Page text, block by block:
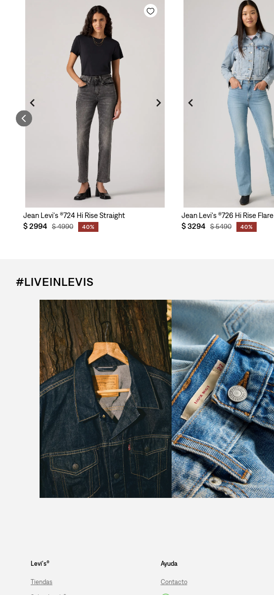
Jean Levi's ®724 Hi Rise Straight
$2994 $4990 40%
Jean Levi's ®726 Hi Rise Flare
$3294 $5490 40%
#LIVEINLEVIS
Levi's®
Tiendas
Ayuda
Contacto